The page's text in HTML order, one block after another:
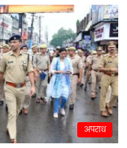
अपराध